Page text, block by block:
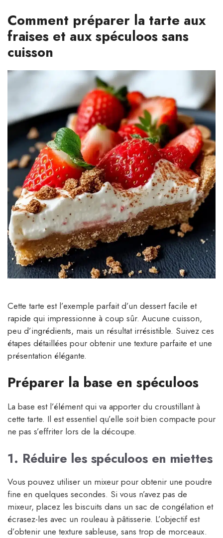
Comment préparer la tarte aux
fraises et aux spéculoos sans
cuisson
Cette tarte est l’exemple parfait d’un dessert facile et
rapide qui impressionne à coup sûr. Aucune cuisson,
peu d’ingrédients, mais un résultat irrésistible. Suivez ces
étapes détaillées pour obtenir une texture parfaite et une
présentation élégante.
Préparer la base en spéculoos
La base est l’élément qui va apporter du croustillant à
cette tarte. Il est essentiel qu’elle soit bien compacte pour
ne pas s’effriter lors de la découpe.
1. Réduire les spéculoos en miettes
Vous pouvez utiliser un mixeur pour obtenir une poudre
fine en quelques secondes. Si vous n’avez pas de
mixeur, placez les biscuits dans un sac de congélation et
écrasez-les avec un rouleau à pâtisserie. L’objectif est
d’obtenir une texture sableuse, sans trop de morceaux.